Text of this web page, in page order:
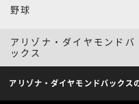
野球
アリゾナ・ダイヤモンドバ
ックス
アリゾナ・ダイヤモンドバックス